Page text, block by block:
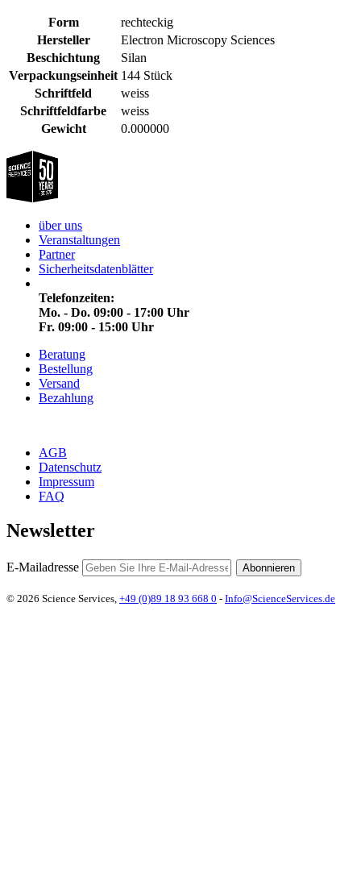
Form
rechteckig
Hersteller
Electron Microscopy Sciences
Beschichtung
Silan
Verpackungseinheit 144 Stück
Schriftfeld
weiss
Schriftfeldfarbe
weiss
Gewicht
0.000000
über uns
Veranstaltungen
Partner
Sicherheitsdatenblätter
Telefonzeiten:
Mo. - Do. 09:00 - 17:00 Uhr
Fr. 09:00 - 15:00 Uhr
Beratung
Bestellung
Versand
Bezahlung
AGB
Datenschutz
Impressum
FAQ
Newsletter
E-Mailadresse Abonnieren
© 2026 Science Services, +49 (0)89 18 93 668 0 - Info@ScienceServices.de